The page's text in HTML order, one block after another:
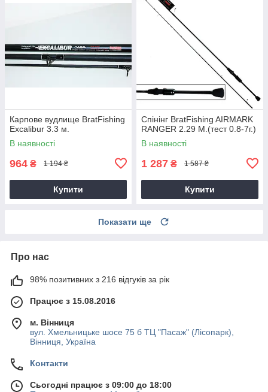
Карпове вудлище BratFishing
Excalibur 3.3 м.
В наявності
964 ₴ 1 194 ₴
Купити
Спінінг BratFishing AIRMARK
RANGER 2.29 М.(тест 0.8-7г.)
В наявності
1 287 ₴ 1 587 ₴
Купити
Показати ще
Про нас
98% позитивних з 216 відгуків за рік
Працює з 15.08.2016
м. Вінниця
вул. Хмельницьке шосе 75 б ТЦ "Пасаж" (Лісопарк),
Вінниця, Україна
Контакти
Сьогодні працює з 09:00 до 18:00